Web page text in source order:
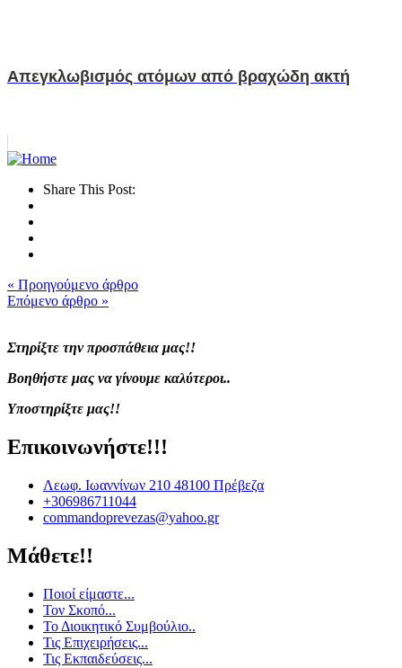
Απεγκλωβισμός ατόμων από βραχώδη ακτή
Share This Post:
« Προηγούμενο άρθρο
Επόμενο άρθρο »
Στηρίξτε την προσπάθεια μας!!
Βοηθήστε μας να γίνουμε καλύτεροι..
Υποστηρίξτε μας!!
Επικοινωνήστε!!!
Λεωφ. Ιωαννίνων 210 48100 Πρέβεζα
+306986711044
commandoprevezas@yahoo.gr
Μάθετε!!
Ποιοί είμαστε...
Τον Σκοπό...
Το Διοικητικό Συμβούλιο..
Τις Επιχειρήσεις...
Τις Εκπαιδεύσεις...